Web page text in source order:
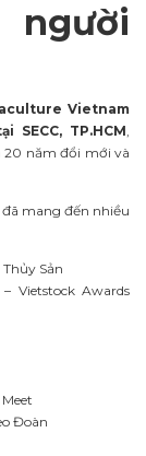
người
Vietnam
TP.HCM,
20 năm đổi mới và
mang đến nhiều
Sản
Vietstock Awards
Đoàn